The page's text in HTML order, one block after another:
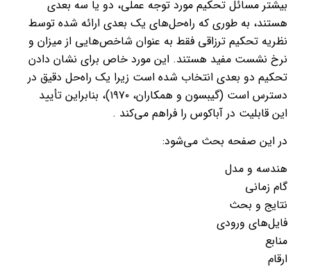
بیشتر مسائل تحکیم مورد توجه عملی، دو یا سه بعدی
هستند، به طوری که راه‌حل‌های یک بعدی ارائه شده توسط
نظریه تحکیم ترزاقی فقط به عنوان شاخص‌هایی از میزان و
نرخ نشست مفید هستند. این مورد خاص برای نشان دادن
تحکیم دو بعدی انتخاب شده است زیرا یک راه‌حل دقیق در
دسترس است (گیبسون و همکاران، ۱۹۷۰)، بنابراین تأیید
این قابلیت در آباکوس را فراهم می‌کند .
در این صفحه بحث می‌شود:
هندسه و مدل
گام زمانی
نتایج و بحث
فایل‌های ورودی
منابع
ارقام